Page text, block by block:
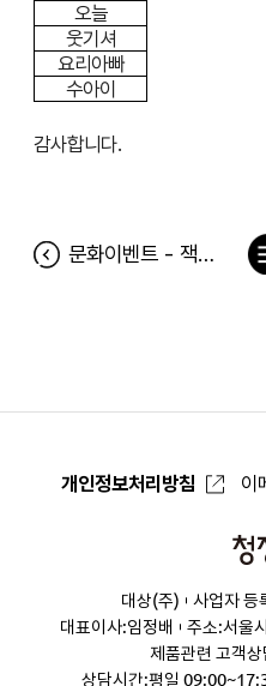
오늘
웃기셔
요리아빠
수아이
감사합니다.
문화이벤트 - 잭더리퍼 2월 16일 공연 당첨자
목
개인정보처리방침 이
청
원
대상(주)
사업자
대표이사:임정배
주소:서울
제품관련 고객상
상담시간:평일